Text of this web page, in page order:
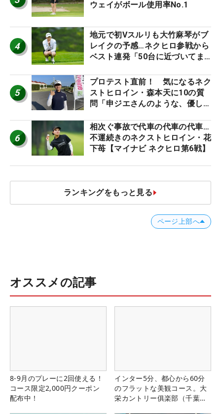
ウェイがボール使用率No.1
4
地元で初Vスルリも大竹麻琴がブ
レイクの予感…ネクヒロ参戦から
ベスト連発「50台に近づいてま
戦】
5
プロテスト直前！ 気になるネク
ストヒロイン・森本天に10の質
問「申ジエさんのような、優しく
になりたいです」
6
相次ぐ事故で代車の代車の代車…
不運続きのネクストヒロイン・花
下苺【マイナビ ネクヒロ第6戦】
ランキングをもっと見る
ページ上部へ
オススメの記事
8-9月のプレーに2回使える！
コース限定2,000円クーポン
配布中！
インター5分、都心から60分
のフラットな美観コース。大
栄カントリー俱楽部（千葉